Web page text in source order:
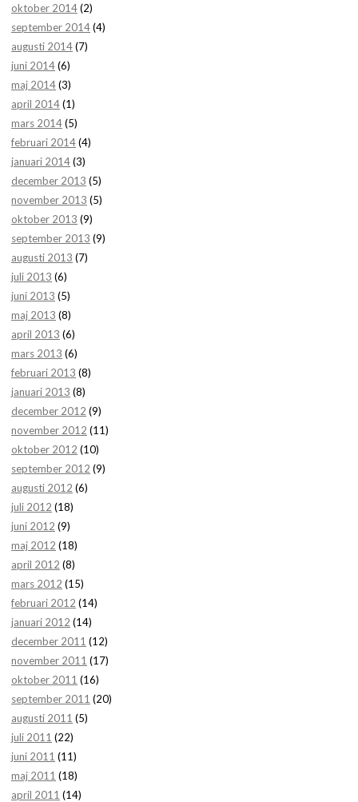
oktober 2014(2)
september 2014(4)
augusti 2014(7)
juni 2014(6)
maj 2014(3)
april 2014(1)
mars 2014(5)
februari 2014(4)
januari 2014(3)
december 2013 (5)
november 2013 (5)
oktober 2013 (9)
september 2013 (9)
augusti 2013 (7)
juli 2013 (6)
juni 2013 (5)
maj 2013 (8)
april 2013 (6)
mars 2013 (6)
februari 2013 (8)
januari 2013 (8)
december 2012 (9)
november 2012 (11)
oktober 2012 (10)
september 2012 (9)
augusti 2012 (6)
juli 2012 (18)
juni 2012 (9)
maj 2012 (18)
april 2012 (8)
mars 2012 (15)
februari 2012 (14)
januari 2012 (14)
december 2011 (12)
november 2011 (17)
oktober 2011 (16)
september 2011 (20)
augusti 2011 (5)
juli 2011 (22)
juni 2011 (11)
maj 2011 (18)
april 2011 (14)